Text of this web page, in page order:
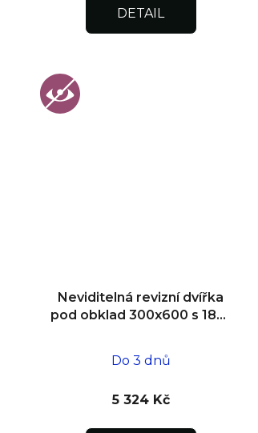
DETAIL
Neviditelná revizní dvířka
pod obklad 300x600 s 180°
Do 3 dnů
5 324 Kč